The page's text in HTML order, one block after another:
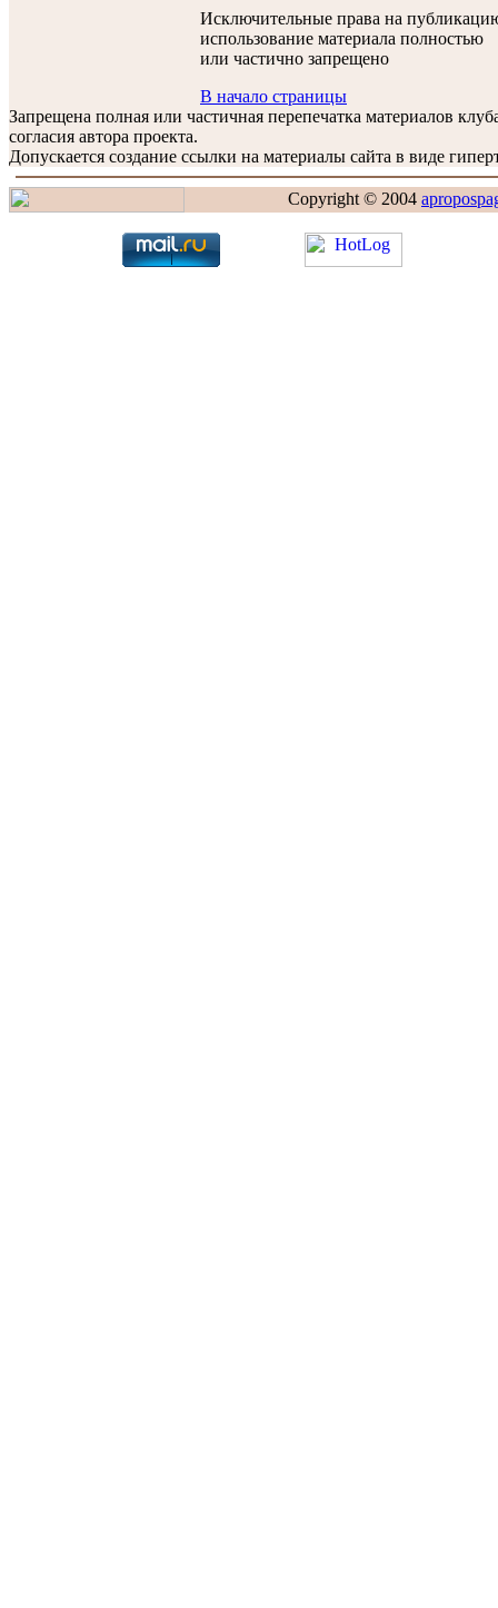
Исключительные права на
использование материала полностью
или частично запрещено
В начало страницы
Запрещена полная или частичная перепечатка материалов
согласия автора проекта.
Допускается создание ссылки на материалы сайта в виде
Copyright © 2004